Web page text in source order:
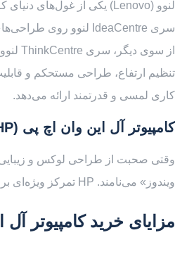
سری IdeaCentre لنوو روی طراحی‌های زیبا و کاربرپسند برای مصارف خانگی و مالتی‌مدیا تمرکز دارد و اغلب دارای ویژگی‌هایی مانند اسپیکرهای قدرتمند و طراحی‌های خلاقانه پایه است.
تنظیم ارتفاع، طراحی مستحکم و
کاری لمسی و قدرتمند ارائه می‌دهد.
کامپیوتر آل این وان اچ پی (HP)
ویندوز» می‌نامند. HP تمرکز ویژه‌ای بر استفاده از مواد اولیه مرغوب مانند آلومینیوم برس‌خورده، پایه‌های مجسمه‌گونه و اسپیکرهای باکیفیت (اغلب با همکاری برند Bang & Olufsen) دارد.
مزایای خرید کامپیوتر آل